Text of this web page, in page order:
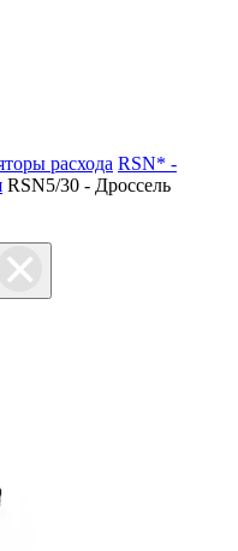
расхода RSN* -
RSN5/30 - Дроссель